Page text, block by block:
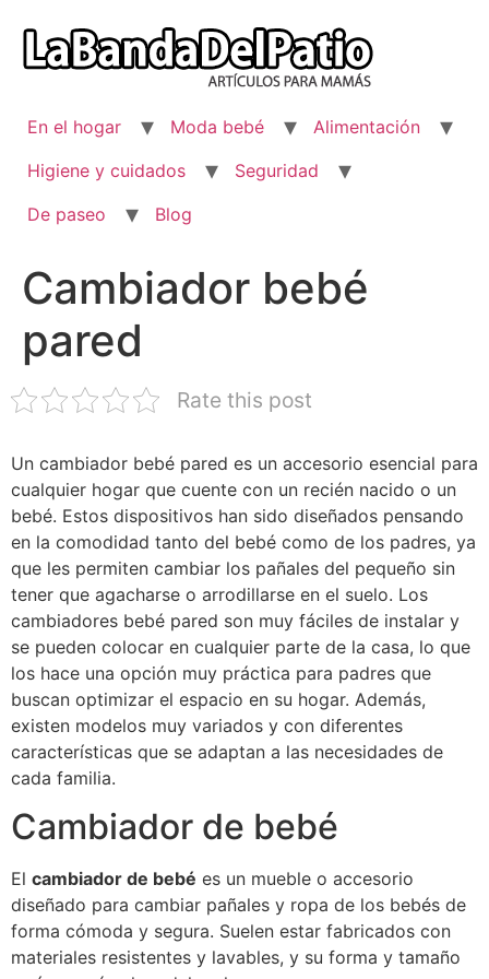
contenido
En el hogar Moda bebé
Alimentación
Higiene y cuidados
Seguridad
De paseo
Blog
Cambiador bebé
pared
Rate this post
Un cambiador bebé pared es un accesorio esencial para
cualquier hogar que cuente con un recién nacido o un
bebé. Estos dispositivos han sido diseñados pensando
en la comodidad tanto del bebé como de los padres, ya
que les permiten cambiar los pañales del pequeño sin
tener que agacharse o arrodillarse en el suelo. Los
cambiadores bebé pared son muy fáciles de instalar y
se pueden colocar en cualquier parte de la casa, lo que
los hace una opción muy práctica para padres que
buscan optimizar el espacio en su hogar. Además,
existen modelos muy variados y con diferentes
características que se adaptan a las necesidades de
cada familia.
Cambiador de bebé
El cambiador de bebé es un mueble o accesorio
diseñado para cambiar pañales y ropa de los bebés de
forma cómoda y segura. Suelen estar fabricados con
materiales resistentes y lavables, y su forma y tamaño